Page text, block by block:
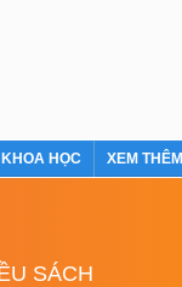
KHOA HỌC XEM THÊM
SÁCH